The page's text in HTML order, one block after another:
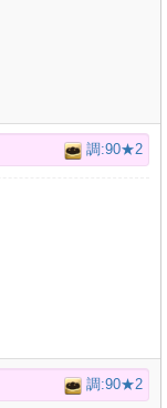
調:90★2
調:90★2